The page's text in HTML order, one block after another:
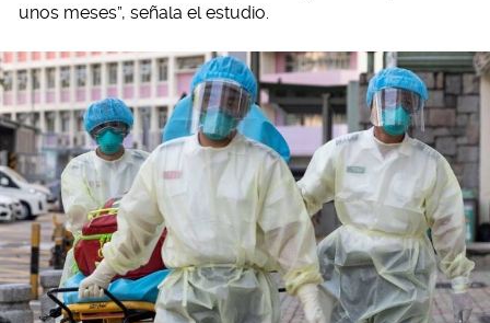
unos meses”, señala el estudio.